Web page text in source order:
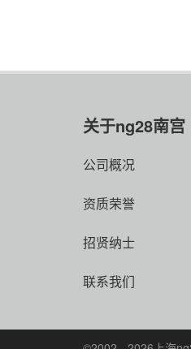
TY-IPC-
关于ng28南宫
公司概况
资质荣誉
招贤纳士
联系我们